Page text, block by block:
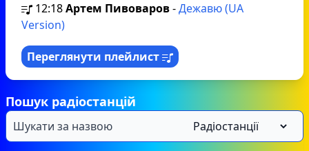
12:18Артем Пивоваров-Дежавю (UA
Version)
Переглянути плейлист
Пошук радіостанцій